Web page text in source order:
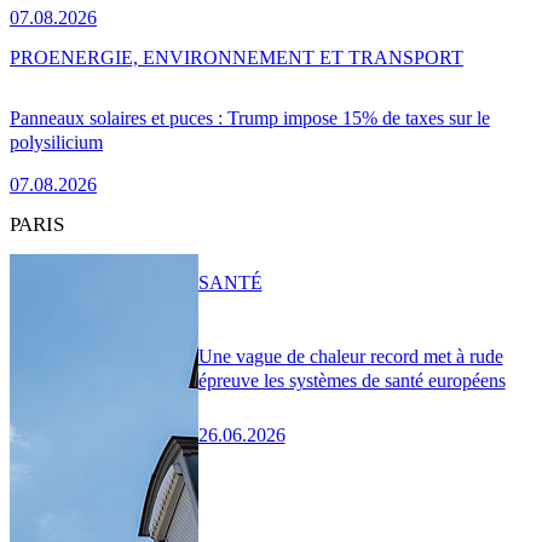
07.08.2026
Panneaux solaires et puces : Trump impose 15% de taxes sur le
polysilicium
07.08.2026
PROENERGIE, ENVIRONNEMENT ET TRANSPORT
PARIS
Une vague de chaleur record met à rude
épreuve les systèmes de santé européens
26.06.2026
SANTÉ